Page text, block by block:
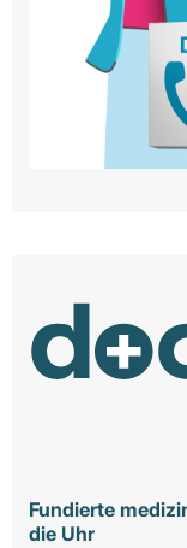
Fundierte
die Uhr